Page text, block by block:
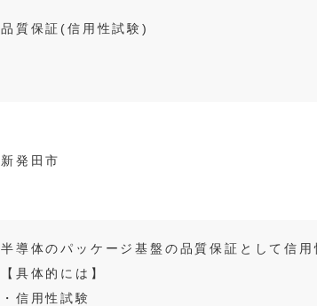
品質保証(信用性試験)
新発田市
半導体のパッケージ基盤の品質保証として信
【具体的には】
・信用性試験